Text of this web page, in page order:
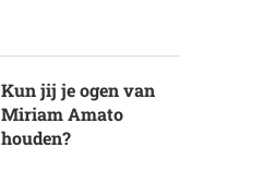
Kun jij je ogen van
Miriam Amato
houden?